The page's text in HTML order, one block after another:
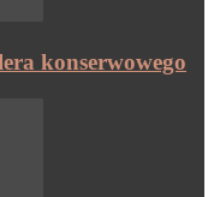
konserwowego